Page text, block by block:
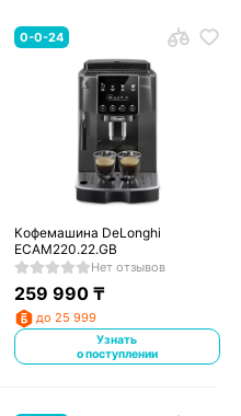
0-0-24
Кофемашина DeLonghi
ECAM220.22.GB
Нет отзывов
259 990 ₸
до 25 999
Узнать
о поступлении